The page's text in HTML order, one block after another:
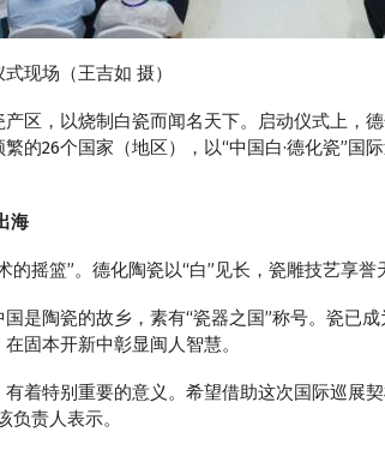
现场（王吉如 摄）
区，以烧制白瓷而闻名天下。启动仪式上，
的26个国家（地区），以“中国白·德化瓷”
海
摇篮”。德化陶瓷以“白”见长，瓷雕技艺享
是陶瓷的故乡，素有“瓷器之国”称号。瓷已
固本开新中彰显闽人智慧。
有着特别重要的意义。希望借助这次国际巡
负责人表示。